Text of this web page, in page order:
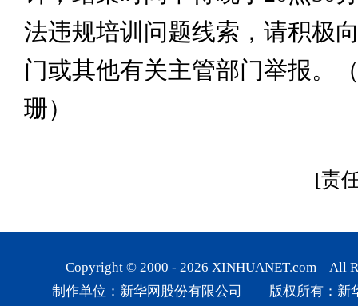
法违规培训问题线索，请积极
门或其他有关主管部门举报。
珊）
[责
Copyright © 2000 - 2026 XINHUANET.com All
制作单位：新华网股份有限公司 版权所有：新